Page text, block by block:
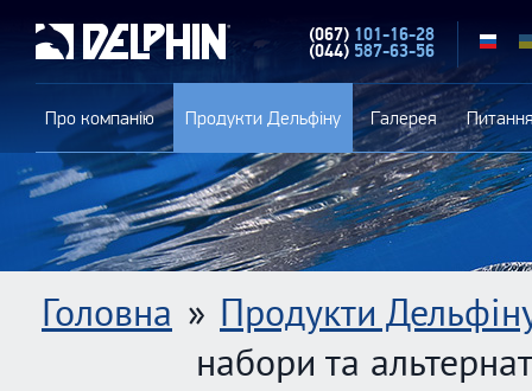
(067) 101-16-28
(044) 587-63-56 RU
Про компанію Продукти Дельфіну Галерея
Головна » Продукти
набори та